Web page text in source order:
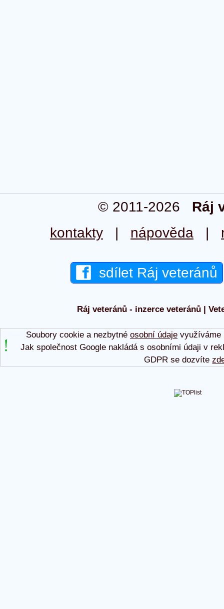
© 2011-2026 Ráj
kontakty | nápověda |
sdílet Ráj veteránů
Ráj veteránů - inzerce veteránů |
Soubory cookie a nezbytné osobní údajevyužíváme
Jak společnost Google nakládá s osobními údaji v
GDPR se dozvíte